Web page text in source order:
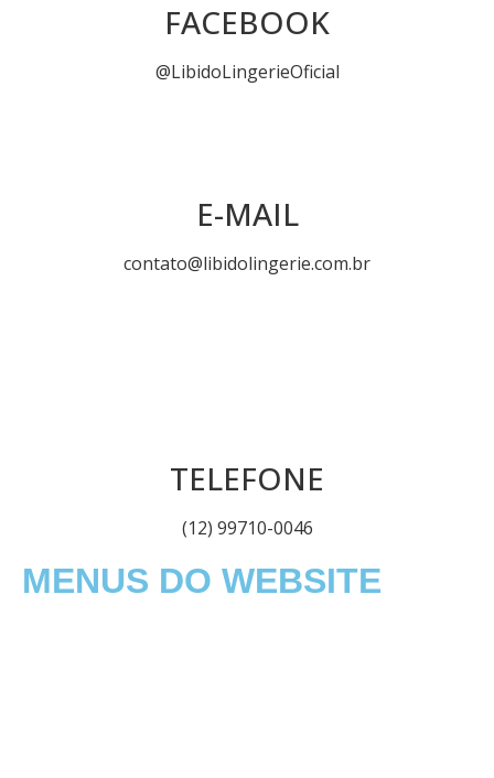
FACEBOOK
@LibidoLingerieOficial
E-MAIL
contato@libidolingerie.com.br
TELEFONE
(12) 99710-0046
MENUS DO WEBSITE